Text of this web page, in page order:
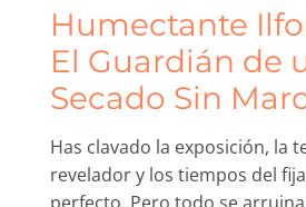
Humectante
El Guardián de
Secado Sin
Has clavado la exposición, la
revelador y los tiempos del